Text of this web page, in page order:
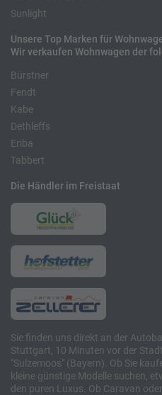
Sunlight
Unsere Top Marken für
Wir verkaufen Wohnwagen der
Bürstner
Fendt
Kabe
Dethleffs
Eriba
Tabbert
Die Händler im Freistaat
Sie finden uns direkt an der
Stuttgart, 10 Minuten vor der
"Sulzemoos" (Bayern). Ob Sie
kleine günstige Modelle suchen,
den puren Luxus. Ob Caravan